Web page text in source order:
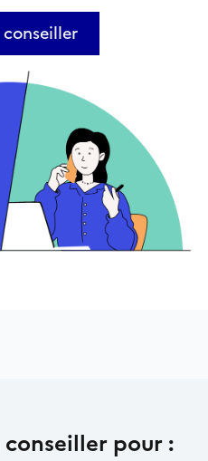
conseiller
conseiller pour :